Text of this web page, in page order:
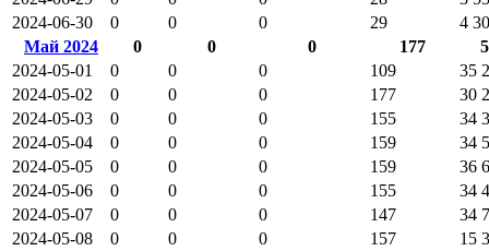
2024-06-30
0 0 0 29
4
Май 2024
0 0 0 177
2024-05-01
0 0 0 109
35
2024-05-02
0 0 0 177
30
2024-05-03
0 0 0 155
34
2024-05-04
0 0 0 159
34
2024-05-05
0 0 0 159
36
2024-05-06
0 0 0 155
34
2024-05-07
0 0 0 147
34
2024-05-08
0 0 0 157
15